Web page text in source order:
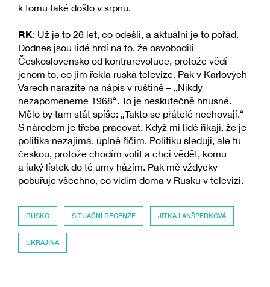
k tomu také došlo v srpnu.
RK: Už je to 26 let, co odešli, a aktuální je to pořád.
Dodnes jsou lidé hrdí na to, že osvobodili
Československo od kontrarevoluce, protože vědí
jenom to, co jim řekla ruská televize. Pak v Karlových
Varech narazíte na nápis v ruštině – „Nikdy
nezapomeneme 1968“. To je neskutečně hnusné.
Mělo by tam stát spíše: „Takto se přátelé nechovají.“
S národem je třeba pracovat. Když mi lidé říkají, že je
politika nezajímá, úplně řičím. Politiku sleduji, ale tu
českou, protože chodím volit a chci vědět, komu
a jaký lístek do té urny házím. Pak mě vždycky
pobuřuje všechno, co vidím doma v Rusku v televizi.
RUSKO SITUAČNÍ RECENZE JITKA LANŠPERKOVÁ
UKRAJINA